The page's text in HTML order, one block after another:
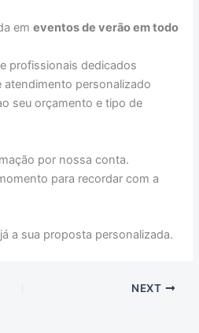
emeventos de verão em todo
profissionais dedicados
personalizado
seu orçamento e tipo de
por nossa conta.
para recordar com a
a sua proposta personalizada.
NEXT